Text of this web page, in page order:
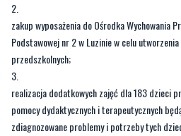
zakup wyposażenia do Ośrodka Wychowania
Podstawowej nr 2 w Luzinie w celu
przedszkolnych;
realizacja dodatkowych zajęć dla 183 dzieci
pomocy dydaktycznych i terapeutycznych
zdiagnozowane problemy i potrzeby tych